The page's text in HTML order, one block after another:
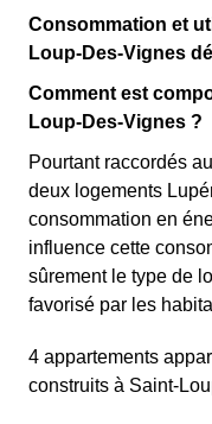
Consommation et
Loup-Des-Vignes
Comment est
Loup-Des-Vignes ?
Pourtant raccordés
deux logements
consommation en
influence cette
sûrement le type de
favorisé par les
4 appartements
construits à Saint-